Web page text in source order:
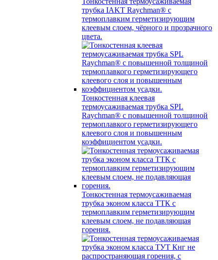
трубка IAKT Raychman® с
термоплавким герметизирующим
клеевым слоем, чёрного и прозрачного
цвета.
Тонкостенная клеевая
термоусаживаемая трубка SPL
Raychman® с повышенной толщиной
термоплавкого герметизирующего
клеевого слоя и повышенным
коэффициентом усадки.
Тонкостенная термоусаживаемая
трубка эконом класса ТТК с
термоплавким герметизирующим
клеевым слоем, не подавляющая
горения.